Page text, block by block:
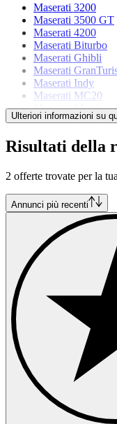
Maserati 3200
Maserati 3500 GT
Maserati 4200
Maserati Biturbo
Maserati Ghibli
Maserati
Maserati Indy
Maserati MC20
Maserati Merak
Maserati Mistral
Maserati Spyder
Ulteriori informazioni su
Risultati della
2 offerte trovate per la
Annunci più recenti